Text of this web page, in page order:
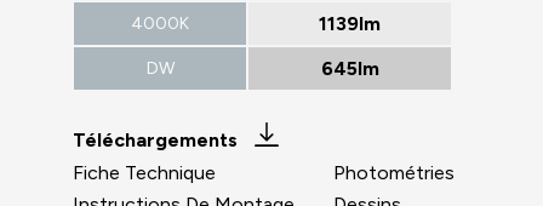
4000K 1139lm
DW 645lm
Téléchargements
Fiche Technique
Photométries